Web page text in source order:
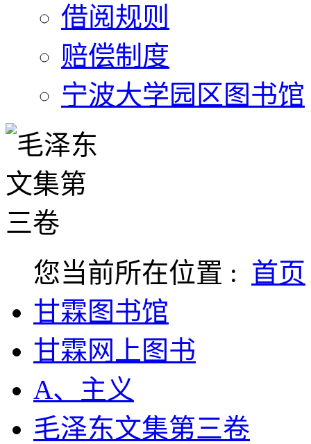
借阅规则
赔偿制度
宁波大学园区图书馆
您当前所在位置 : 首页
甘霖图书馆
甘霖网上图书
A、主义
毛泽东文集第三卷